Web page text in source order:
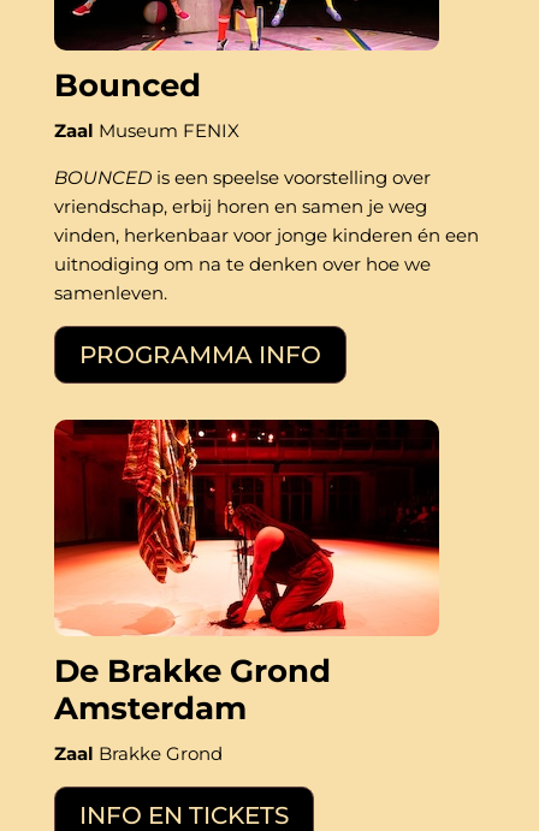
Bounced
Zaal Museum FENIX
BOUNCED is een speelse voorstelling over
vriendschap, erbij horen en samen je weg
vinden, herkenbaar voor jonge kinderen én een
uitnodiging om na te denken over hoe we
samenleven.
PROGRAMMA INFO
De Brakke Grond
Amsterdam
Zaal Brakke Grond
INFO EN TICKETS